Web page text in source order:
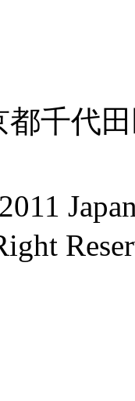
都千代